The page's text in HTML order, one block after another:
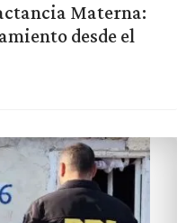
Materna:
desde el